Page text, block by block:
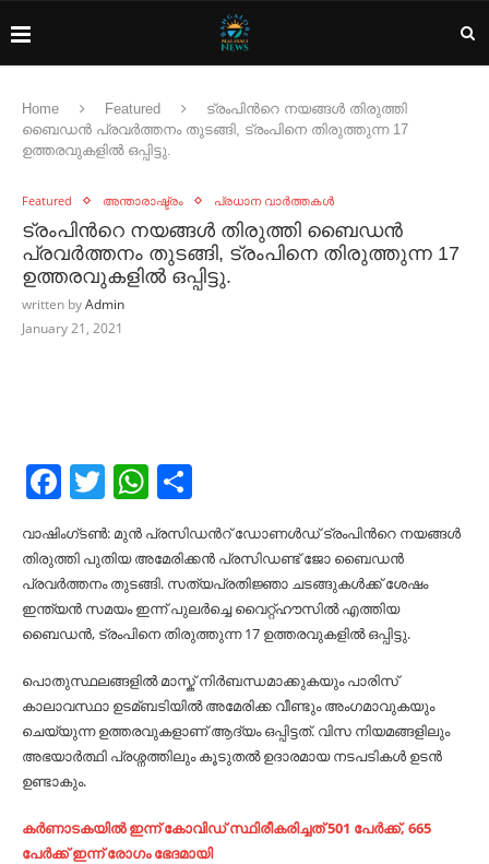
Home Featured
ട്രംപിന്‍റെ നയങ്ങള്‍ തിരുത്തി
ബൈഡന്‍ പ്രവര്‍ത്തനം തുടങ്ങി, ട്രംപിനെ തിരുത്തുന്ന 17
ഉത്തരവുകളില്‍ ഒപ്പിട്ടു.
Featured അന്താരാഷ്ട്രം പ്രധാന വാർത്തകൾ
ട്രംപിന്‍റെ നയങ്ങള്‍ തിരുത്തി ബൈഡന്‍
പ്രവര്‍ത്തനം തുടങ്ങി, ട്രംപിനെ തിരുത്തുന്ന 17
ഉത്തരവുകളില്‍ ഒപ്പിട്ടു.
written byAdmin
January 21, 2021
Facebook
TwitterWhatsApp
വാഷിം​ഗ്ടണ്‍: മുന്‍ പ്രസിഡന്‍റ്​ ഡോണള്‍ഡ്‌ ട്രംപിന്‍റെ നയങ്ങള്‍
തിരുത്തി പുതിയ അമേരിക്കന്‍ പ്രസിഡണ്ട് ജോ ബൈഡന്‍
പ്രവര്‍ത്തനം തുടങ്ങി. സത്യപ്രതിജ്ഞാ ചടങ്ങുകള്‍ക്ക് ശേഷം
ഇന്ത്യന്‍ സമയം ഇന്ന് പുലര്‍ച്ചെ വൈറ്റ്ഹൗസില്‍ എത്തിയ
ബൈഡന്‍, ട്രംപിനെ തിരുത്തുന്ന 17 ഉത്തരവുകളില്‍ ഒപ്പിട്ടു.
പൊതുസ്ഥലങ്ങളില്‍ മാസ്ക് നിര്‍ബന്ധമാക്കുകയും പാരിസ്
കാലാവസ്ഥാ ഉടമ്ബടിയില്‍ അമേരിക്ക വീണ്ടും അംഗമാവുകയും
ചെയ്യുന്ന ഉത്തരവുകളാണ് ആദ്യം ഒപ്പിട്ടത്. വിസ നിയമങ്ങളിലും
അഭയാര്‍ത്ഥി പ്രശ്നത്തിലും കൂടുതല്‍ ഉദാരമായ നടപടികള്‍ ഉടന്‍
ഉണ്ടാകും.
കർണാടകയിൽ ഇന്ന് കോവിഡ് സ്ഥിരീകരിച്ചത് 501 പേർക്ക്, 665
പേർക്ക് ഇന്ന് രോഗം ഭേദമായി